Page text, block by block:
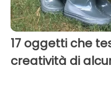
17 oggetti che
creatività di